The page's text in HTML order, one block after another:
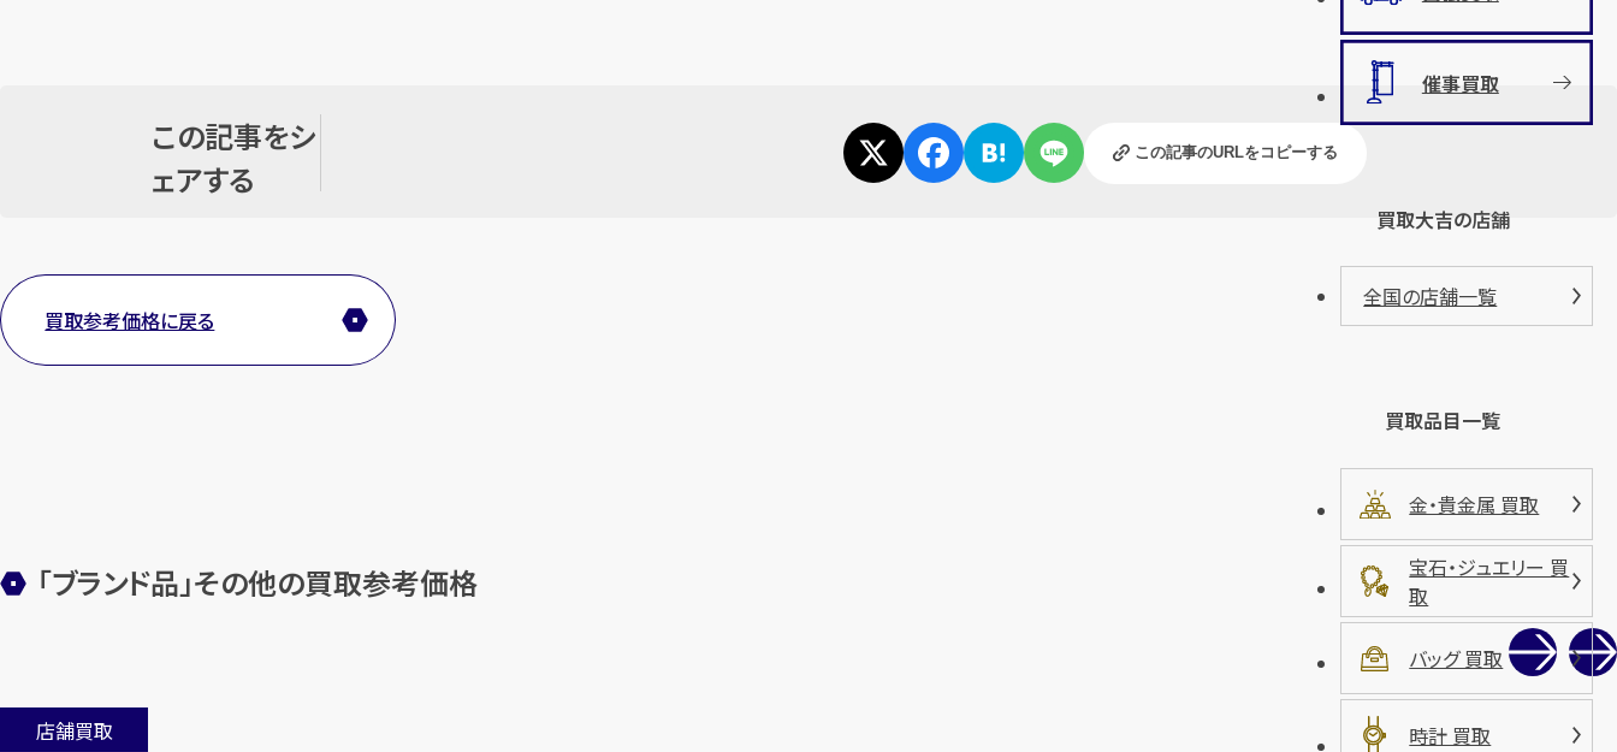
この記事をシ
ェアする
この記事のURLをコピーする
買取参考価格に戻る
「ブランド品」その他の買取参考価格
店舗買取
催事買取
買取大吉の店舗
全国の店舗一覧
買取品目一覧
金・貴金属 買取
宝石・ジュエリー 買
取
バッグ 買取
時計 買取